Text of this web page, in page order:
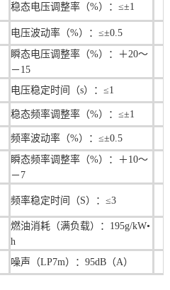
稳态电压调整率（%）：≤±1
电压波动率（%）：≤±0.5
瞬态电压调整率（%）：＋20～
－15
电压稳定时间（s）：≤1
稳态频率调整率（%）：≤±1
频率波动率（%）：≤±0.5
瞬态频率调整率（%）：＋10～
－7
频率稳定时间（S）：≤3
燃油消耗（满负载）：195g/kW•
h
噪声（LP7m）：95dB（A）